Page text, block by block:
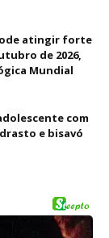
atingir forte
de 2026,
Mundial
com
e bisavó